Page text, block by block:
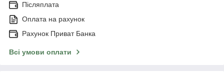
Післяплата
Оплата на рахунок
Рахунок Приват Банка
Всі умови оплати